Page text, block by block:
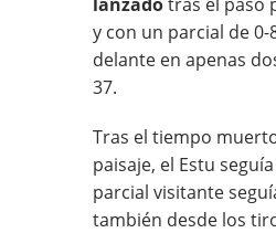
y con un parcial de
delante en apenas
37.
Tras el tiempo
paisaje, el Estu
parcial visitante
también desde los